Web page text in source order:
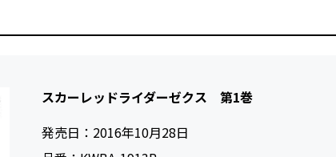
スカーレッドライダーゼクス 第1巻
発売日： 2016年10月28日